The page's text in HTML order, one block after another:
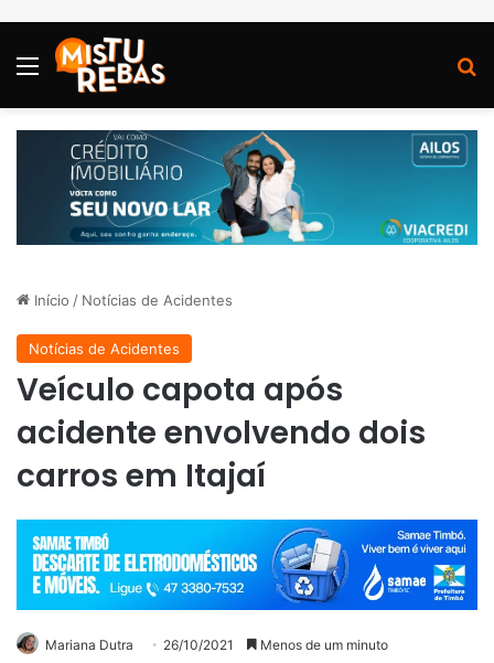
Menu
Início / Notícias de Acidentes
Notícias de Acidentes
Veículo capota após
acidente envolvendo dois
carros em Itajaí
Mariana Dutra 26/10/2021 Menos de um minuto